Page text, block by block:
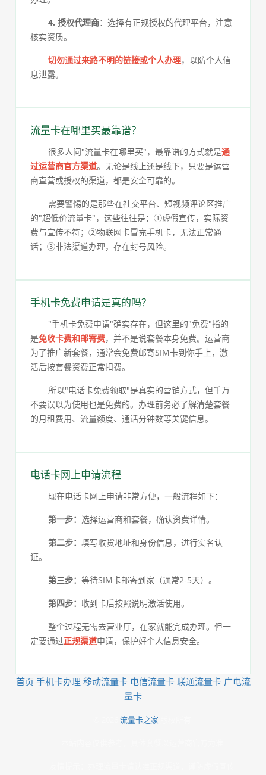
4. 授权代理商：选择有正规授权的代理平台，注意
核实资质。
切勿通过来路不明的链接或个人办理，以防个人信
息泄露。
流量卡在哪里买最靠谱？
很多人问"流量卡在哪里买"，最靠谱的方式就是通
过运营商官方渠道。无论是线上还是线下，只要是运营
商直营或授权的渠道，都是安全可靠的。
需要警惕的是那些在社交平台、短视频评论区推广
的"超低价流量卡"，这些往往是：①虚假宣传，实际资
费与宣传不符；②物联网卡冒充手机卡，无法正常通
话；③非法渠道办理，存在封号风险。
手机卡免费申请是真的吗？
"手机卡免费申请"确实存在，但这里的"免费"指的
是免收卡费和邮寄费，并不是说套餐本身免费。运营商
为了推广新套餐，通常会免费邮寄SIM卡到你手上，激
活后按套餐资费正常扣费。
所以"电话卡免费领取"是真实的营销方式，但千万
不要误以为使用也是免费的。办理前务必了解清楚套餐
的月租费用、流量额度、通话分钟数等关键信息。
电话卡网上申请流程
现在电话卡网上申请非常方便，一般流程如下：
第一步： 选择运营商和套餐，确认资费详情。
第二步： 填写收货地址和身份信息，进行实名认
证。
第三步： 等待SIM卡邮寄到家（通常2-5天）。
第四步： 收到卡后按照说明激活使用。
整个过程无需去营业厅，在家就能完成办理。但一
定要通过正规渠道申请，保护好个人信息安全。
首页 手机卡办理 移动流量卡 电信流量卡 联通流量卡 广电流
量卡
流量卡之家